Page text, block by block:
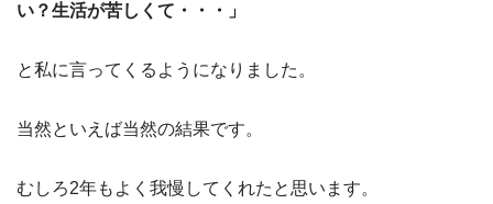
い？生活が苦しくて・・・」
と私に言ってくるようになりました。
当然といえば当然の結果です。
むしろ2年もよく我慢してくれたと思います。